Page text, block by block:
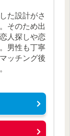
た設計がさ
そのため出
人探しや恋
男性も丁寧
ッチング後